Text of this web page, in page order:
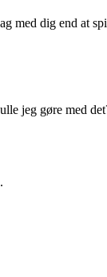
med dig end at
jeg gøre med